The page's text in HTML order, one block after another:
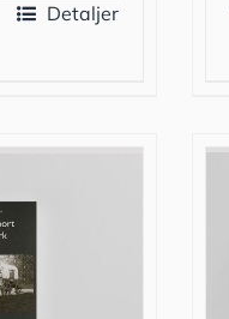
Detaljer